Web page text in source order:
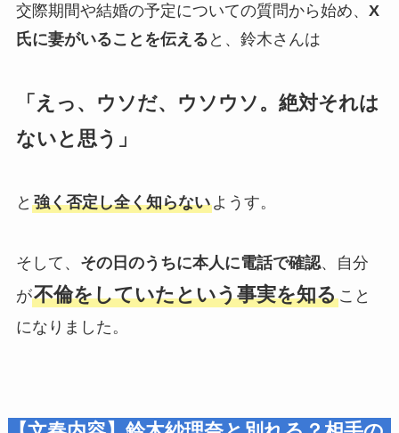
交際期間や結婚の予定についての質問から始め、 X
氏に妻がいることを伝える と、鈴木さんは
「えっ、ウソだ、ウソウソ。絶対それは
ないと思う」
と 強く否定し全く知らないようす。
そして、 その日のうちに本人に電話で確認、自分
が不倫をしていたという事実を知ること
になりました。